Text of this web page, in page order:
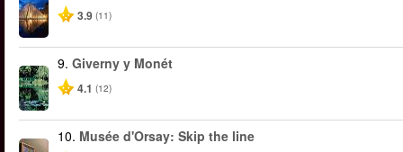
3.9 (11)
9. Giverny y Monét
4.1 (12)
10. Musée d'Orsay: Skip the line